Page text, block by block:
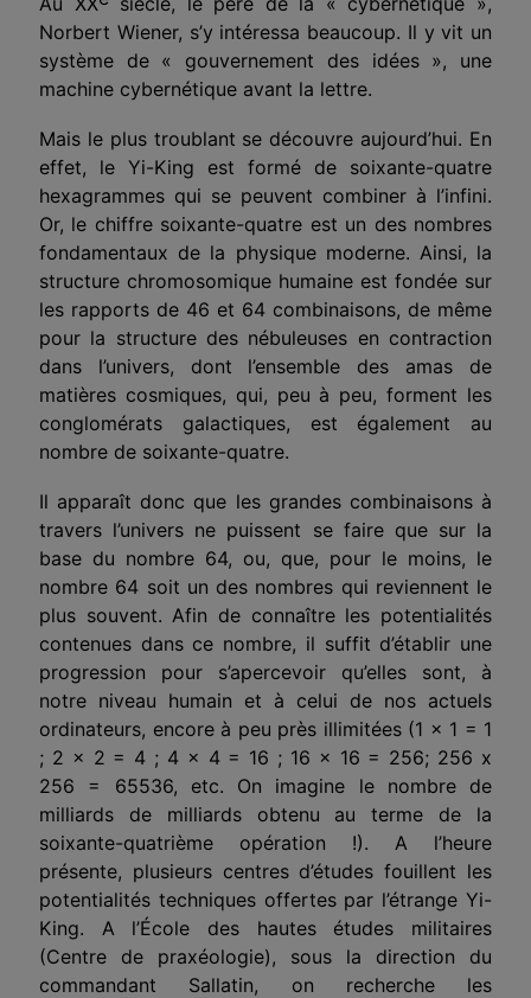
Norbert Wiener, s’y intéressa beaucoup. Il y vit un
système de « gouvernement des idées », une
machine cybernétique avant la lettre.
Mais le plus troublant se découvre aujourd’hui. En
effet, le Yi-King est formé de soixante-quatre
hexagrammes qui se peuvent combiner à l’infini.
Or, le chiffre soixante-quatre est un des nombres
fondamentaux de la physique moderne. Ainsi, la
structure chromosomique humaine est fondée sur
les rapports de 46 et 64 combinaisons, de même
pour la structure des nébuleuses en contraction
dans l’univers, dont l’ensemble des amas de
matières cosmiques, qui, peu à peu, forment les
conglomérats galactiques, est également au
nombre de soixante-quatre.
Il apparaît donc que les grandes combinaisons à
travers l’univers ne puissent se faire que sur la
base du nombre 64, ou, que, pour le moins, le
nombre 64 soit un des nombres qui reviennent le
plus souvent. Afin de connaître les potentialités
contenues dans ce nombre, il suffit d’établir une
progression pour s’apercevoir qu’elles sont, à
notre niveau humain et à celui de nos actuels
ordinateurs, encore à peu près illimitées (1 x 1 = 1
; 2 x 2 = 4 ; 4 x 4 = 16 ; 16 x 16 = 256; 256 x
256 = 65536, etc. On imagine le nombre de
milliards de milliards obtenu au terme de la
soixante-quatrième opération !). A l’heure
présente, plusieurs centres d’études fouillent les
potentialités techniques offertes par l’étrange Yi-
King. A l’École des hautes études militaires
(Centre de praxéologie), sous la direction du
commandant Sallatin, on recherche les